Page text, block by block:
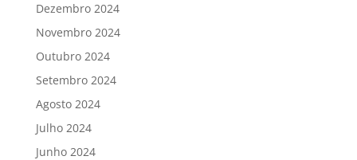
Dezembro 2024
Novembro 2024
Outubro 2024
Setembro 2024
Agosto 2024
Julho 2024
Junho 2024